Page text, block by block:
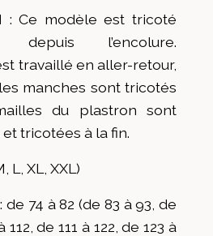
: Ce modèle est tricoté
depuis l’encolure.
travaillé en aller-retour,
manches sont tricotés
du plastron sont
tricotées à la fin.
L, XL, XXL)
74 à 82 (de 83 à 93, de
de 111 à 122, de 123 à